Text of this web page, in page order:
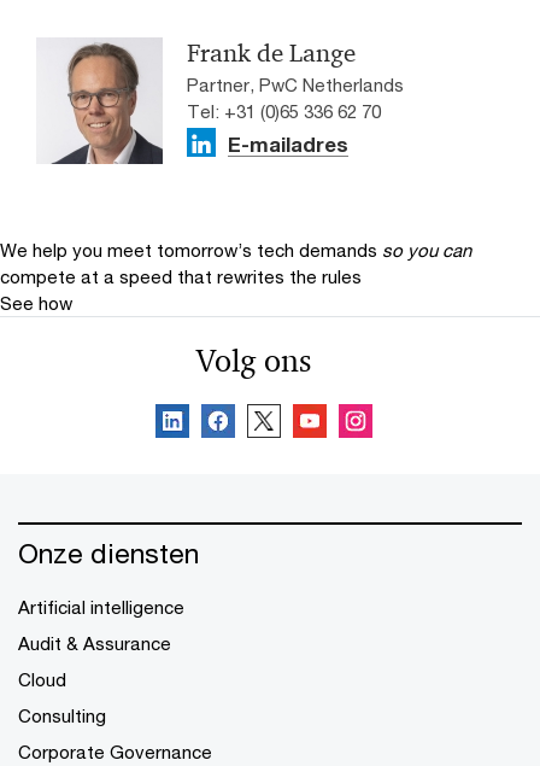
Frank de Lange
Partner, PwC Netherlands
Tel: +31 (0)65 336 62 70
E-mailadres
We help you meet tomorrow’s tech demands so you can
compete at a speed that rewrites the rules
See how
Volg ons
Onze diensten
Artificial intelligence
Audit & Assurance
Cloud
Consulting
Corporate Governance